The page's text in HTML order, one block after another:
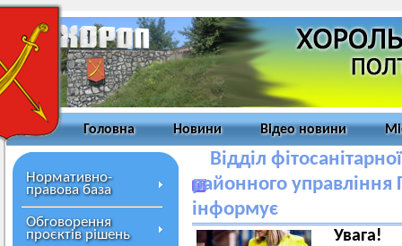
Головна Новини Відео новини
Нормативно-
правова база
Обговорення
проєктів рішень
Відділ
районного
інформує